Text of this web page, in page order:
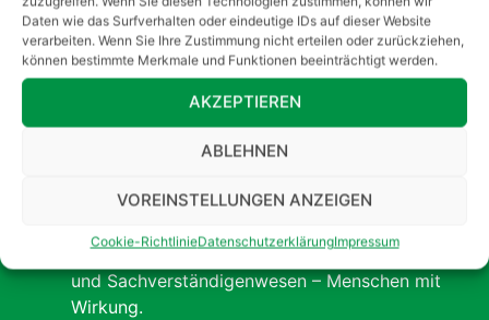
Daten wie das Surfverhalten oder eindeutige IDs auf dieser Website
verarbeiten. Wenn Sie Ihre Zustimmung nicht erteilen oder zurückziehen,
können bestimmte Merkmale und Funktionen beeinträchtigt werden.
AKZEPTIEREN
ABLEHNEN
VOREINSTELLUNGEN ANZEIGEN
Coo­kie-Richt­li­nieDaten­schutz­er­klä­rungImpres­sum
Mitglied werden:
SPRECHEN SIE UNS AN
Sanierungswirtschaftin Hildesheimzu den4. FSU-
Schadentagen.
Wenn Sie in diesem Markt sichtbar sein wollen,
Bis zu 50 Aussteller– gebündelte Kompetenz
Rund 350 Teilnehmendeaus Versicherungen
und Sachverständigenwesen – Menschen mit
Wirkung.